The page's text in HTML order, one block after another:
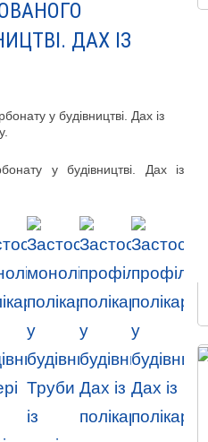
ДАХ ІЗ
у будівництві. Дах із